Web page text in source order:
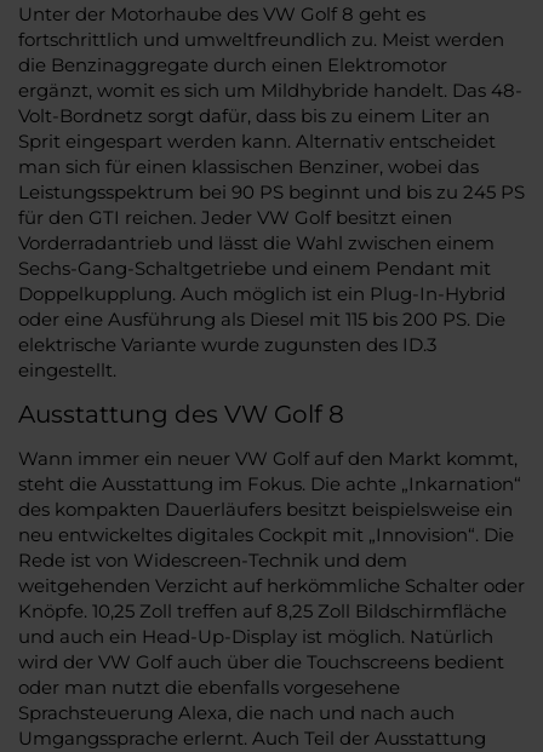
Unter der Motorhaube des VW Golf 8 geht es
fortschrittlich und umweltfreundlich zu. Meist werden
die Benzinaggregate durch einen Elektromotor
ergänzt, womit es sich um Mildhybride handelt. Das 48-
Volt-Bordnetz sorgt dafür, dass bis zu einem Liter an
Sprit eingespart werden kann. Alternativ entscheidet
man sich für einen klassischen Benziner, wobei das
Leistungsspektrum bei 90 PS beginnt und bis zu 245 PS
für den GTI reichen. Jeder VW Golf besitzt einen
Vorderradantrieb und lässt die Wahl zwischen einem
Sechs-Gang-Schaltgetriebe und einem Pendant mit
Doppelkupplung. Auch möglich ist ein Plug-In-Hybrid
oder eine Ausführung als Diesel mit 115 bis 200 PS. Die
elektrische Variante wurde zugunsten des ID.3
eingestellt.
Ausstattung des VW Golf 8
Wann immer ein neuer VW Golf auf den Markt kommt,
steht die Ausstattung im Fokus. Die achte „Inkarnation“
des kompakten Dauerläufers besitzt beispielsweise ein
neu entwickeltes digitales Cockpit mit „Innovision“. Die
Rede ist von Widescreen-Technik und dem
weitgehenden Verzicht auf herkömmliche Schalter oder
Knöpfe. 10,25 Zoll treffen auf 8,25 Zoll Bildschirmfläche
und auch ein Head-Up-Display ist möglich. Natürlich
wird der VW Golf auch über die Touchscreens bedient
oder man nutzt die ebenfalls vorgesehene
Sprachsteuerung Alexa, die nach und nach auch
Umgangssprache erlernt. Auch Teil der Ausstattung